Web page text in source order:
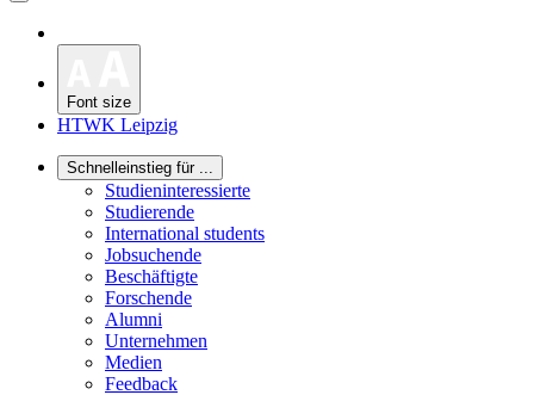
Font size
HTWK Leipzig
Schnelleinstieg für ...
Studieninteressierte
Studierende
International students
Jobsuchende
Beschäftigte
Forschende
Alumni
Unternehmen
Medien
Feedback